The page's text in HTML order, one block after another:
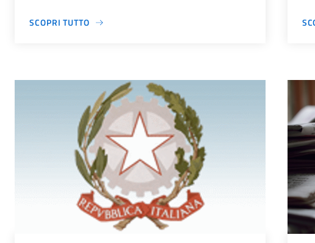
SCOPRI TUTTO